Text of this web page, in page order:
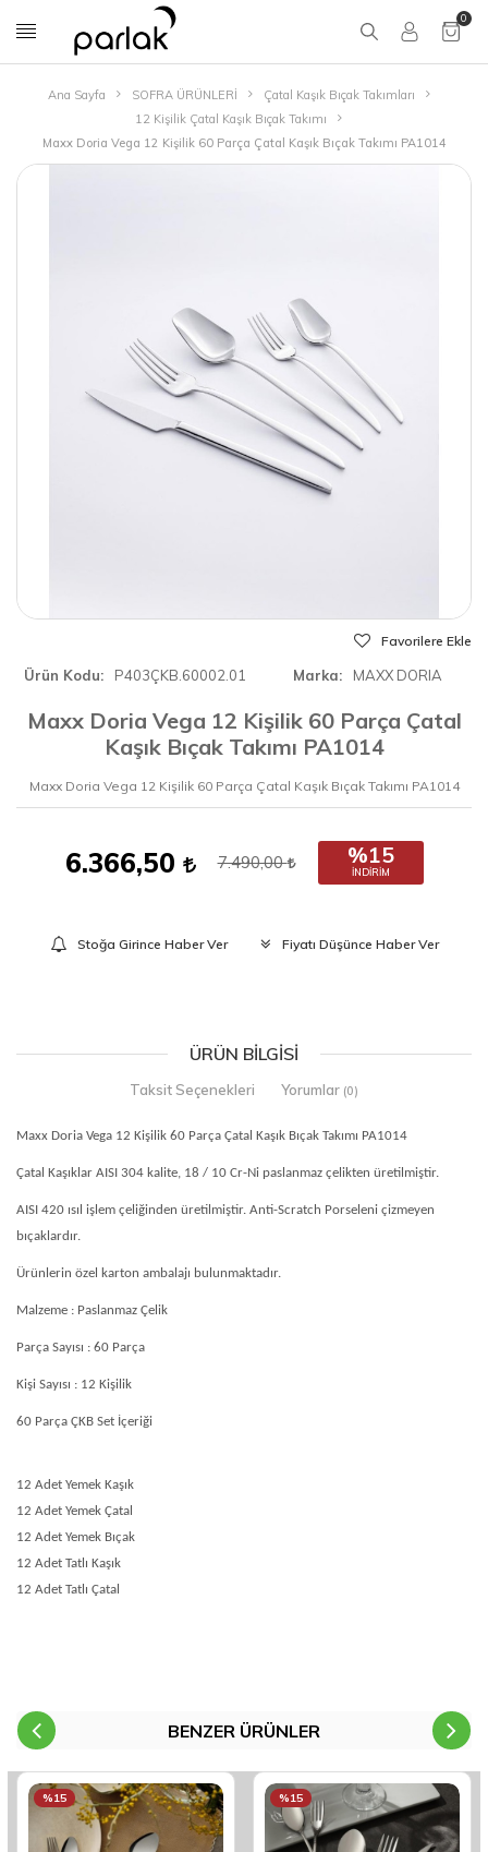
0
Ana Sayfa SOFRA ÜRÜNLERİ
Çatal Kaşık Bıçak Takımları
12 Kişilik Çatal Kaşık Bıçak Takımı
Maxx Doria Vega 12 Kişilik 60 Parça Çatal Kaşık Bıçak Takımı PA1014
Favorilere Ekle
Ürün Kodu P403ÇKB.60002.01 Marka MAXX DORIA
Maxx Doria Vega 12 Kişilik 60 Parça Çatal
Kaşık Bıçak Takımı PA1014
Maxx Doria Vega 12 Kişilik 60 Parça Çatal Kaşık Bıçak Takımı PA1014
6.366,50 7.490,00 %15
İNDIRIM
Stoğa Girince Haber Ver Fiyatı Düşünce Haber Ver
ÜRÜN BILGISI
Taksit Seçenekleri Yorumlar (0)
Maxx Doria Vega 12 Kişilik 60 Parça Çatal Kaşık Bıçak Takımı PA1014
Çatal Kaşıklar AISI 304 kalite, 18 / 10 Cr-Ni paslanmaz çelikten üretilmiştir.
AISI 420 ısıl işlem çeliğinden üretilmiştir. Anti-Scratch Porseleni çizmeyen
bıçaklardır.
Ürünlerin özel karton ambalajı bulunmaktadır.
Malzeme : Paslanmaz Çelik
Parça Sayısı : 60 Parça
Kişi Sayısı : 12 Kişilik
60 Parça ÇKB Set İçeriği
12 Adet Yemek Kaşık
12 Adet Yemek Çatal
12 Adet Yemek Bıçak
12 Adet Tatlı Kaşık
12 Adet Tatlı Çatal
BENZER ÜRÜNLER
%15 %15